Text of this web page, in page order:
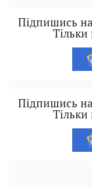
Підпишись
Підпишись